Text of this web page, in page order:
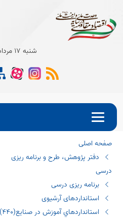
Open
شنبه 17 مرداد 1405
صفحه اصلی
دفتر پژوهش، طرح و برنامه ریزی
درسی
برنامه ریزی درسی
استانداردهای آرشیوی
استانداردهاي آموزش در صنايع(٤٤٠)